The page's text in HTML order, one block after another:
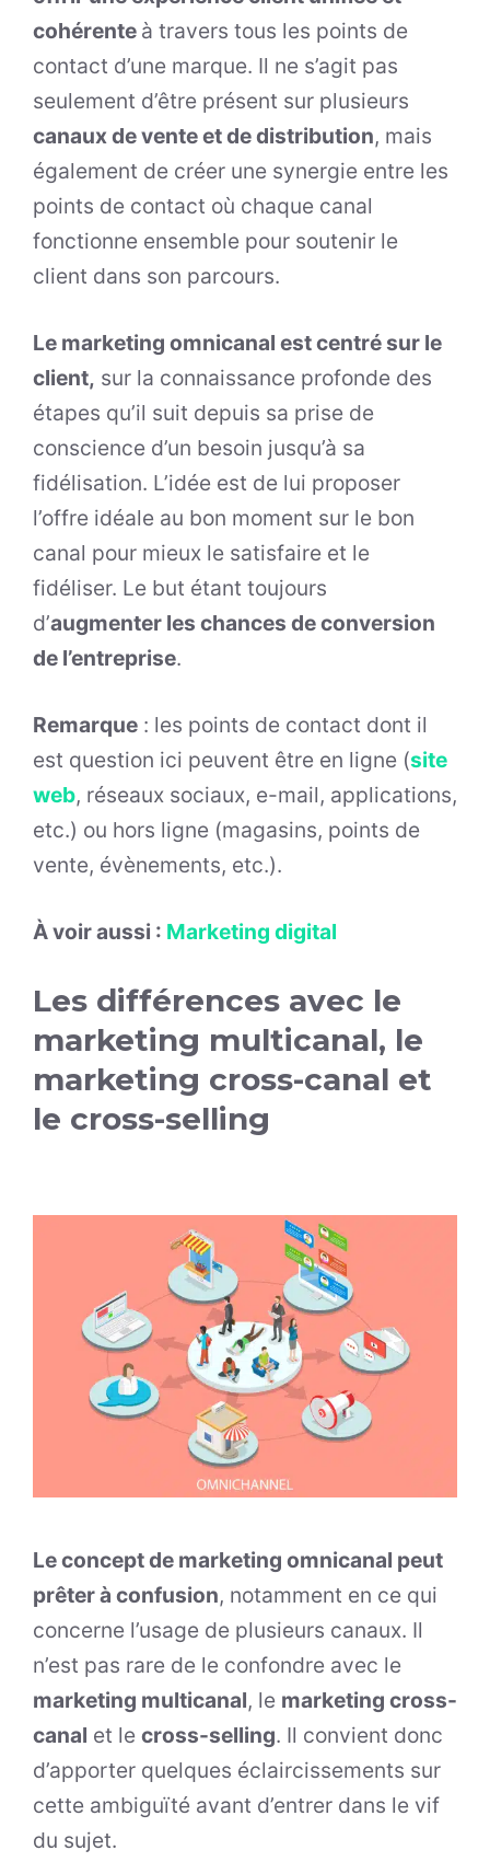
cohérente à travers tous les points de
contact d’une marque. Il ne s’agit pas
seulement d’être présent sur plusieurs
canaux de vente et de distribution, mais
également de créer une synergie entre les
points de contact où chaque canal
fonctionne ensemble pour soutenir le
client dans son parcours.
Le marketing omnicanal est centré sur le
client, sur la connaissance profonde des
étapes qu’il suit depuis sa prise de
conscience d’un besoin jusqu’à sa
fidélisation. L’idée est de lui proposer
l’offre idéale au bon moment sur le bon
canal pour mieux le satisfaire et le
fidéliser. Le but étant toujours
d’augmenter les chances de conversion
de l’entreprise.
Remarque : les points de contact dont il
est question ici peuvent être en ligne (site
web, réseaux sociaux, e-mail, applications,
etc.) ou hors ligne (magasins, points de
vente, évènements, etc.).
À voir aussi : Marketing digital
Les différences avec le
marketing multicanal, le
marketing cross-canal et
le cross-selling
Le concept de marketing omnicanal peut
prêter à confusion, notamment en ce qui
concerne l’usage de plusieurs canaux. Il
n’est pas rare de le confondre avec le
marketing multicanal, le marketing cross-
canal et le cross-selling. Il convient donc
d’apporter quelques éclaircissements sur
cette ambiguïté avant d’entrer dans le vif
du sujet.